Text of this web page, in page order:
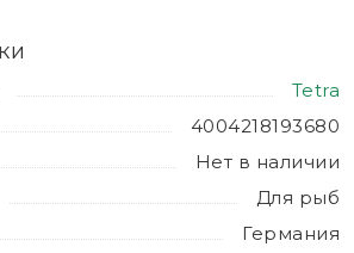
Tetra
4004218193680
Нет в наличии
Для рыб
Германия